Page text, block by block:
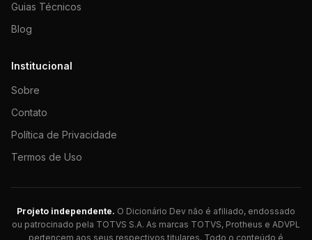
Guias Técnicos
Blog
Institucional
Sobre
Contato
Política de Privacidade
Termos de Uso
Projeto independente. O Dicionário Dev não é afiliado, endossado
ou patrocinado pela TOTVS S.A. As marcas TOTVS, Protheus e ADVPL
pertencem aos seus respectivos titulares. Todo o conteúdo é